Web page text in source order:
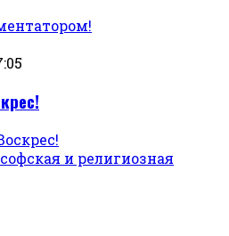
и религиозная